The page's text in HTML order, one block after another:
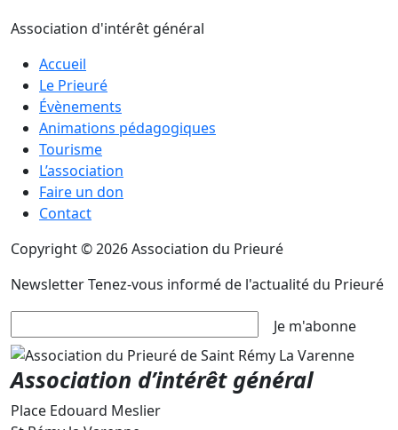
Association d'intérêt général
Accueil
Le Prieuré
Évènements
Animations pédagogiques
Tourisme
L’association
Faire un don
Contact
Copyright © 2026 Association du Prieuré
NewsletterTenez-vous informé de l'actualité du Prieuré
Je m'abonne
Association d’intérêt général
Place Edouard Meslier